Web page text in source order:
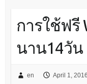
การใช้ฟรี
นาน14วัน
en April 1, 2016